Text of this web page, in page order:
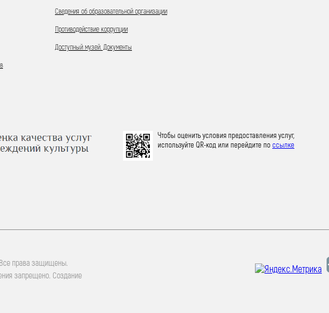
Сведения об образовательной организации
Противодействие коррупции
Доступный музей. Документы
Чтобы оценить условия предоставления услуг,
используйте QR-код или перейдите поссылке
Все права защищены.
запрещено. Создание